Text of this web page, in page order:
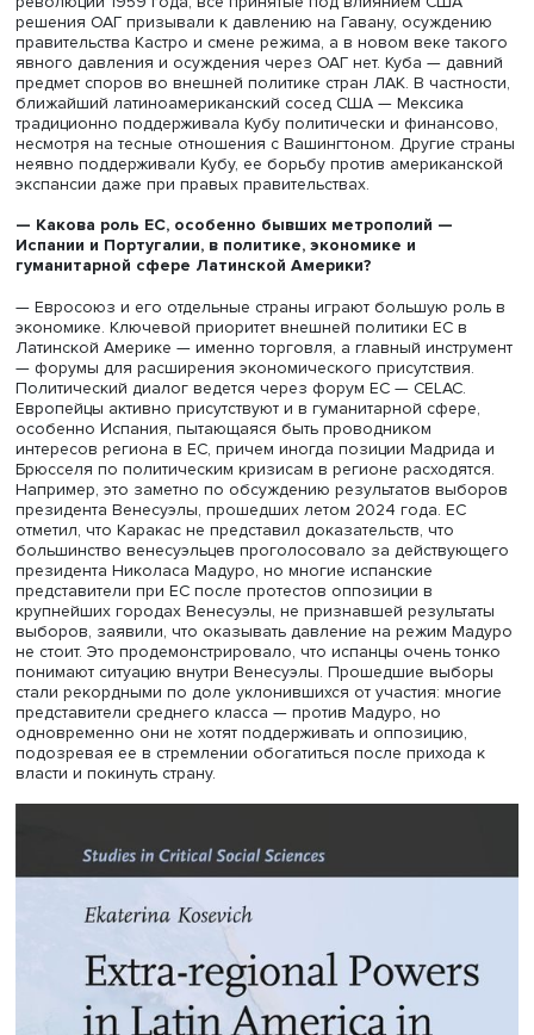
— Если говорить об ослаблении США, то в Латинской
в начале XXI века был создан ряд региональных
объединений, не включающих США и Канаду. Это очень
важно, поскольку именно через интеграцию страны
объединяются и превращаются в силу мирового
Латиноамериканцы действуют в международных делах
многочисленные интеграционные объединения,
регионе их насчитывается около 200, часть из них
скорее номинально. Но есть и по-настоящему
альянсы.
В начале XXI века в Латинской Америке появились
начавшие играть заметную роль в межгосударственном
диалоге: Боливарианский альянс для народов Америки
(ALBA), ориентированный на идеологическую
латиноамериканских стран, а также Союз
наций (UNASUR) и Сообщество стран Латинской
Карибского бассейна (СЕLAC), ставшие инициативами
политической интеграции и безопасности.
Наконец, снизилось влияние США в Организации
американских государств. Сейчас ОАГ не следует
США, поскольку страны Латинской Америки сумели
объединиться и ослабить доминирование Вашингтона
ключевой организации Западного полушария.
— В чем это выразилось?
— Например, позиция по Кубе. Начиная с Кубинской
революции 1959 года, все принятые под влиянием США
решения ОАГ призывали к давлению на Гавану,
правительства Кастро и смене режима, а в новом веке
явного давления и осуждения через ОАГ нет. Куба —
предмет споров во внешней политике стран ЛАК. В
традиционно поддерживала Кубу политически и
несмотря на тесные отношения с Вашингтоном. Другие
неявно поддерживали Кубу, ее борьбу против
экспансии даже при правых правительствах.
— Какова роль ЕС, особенно бывших метрополий —
Испании и Португалии, в политике, экономике и
гуманитарной сфере Латинской Америки?